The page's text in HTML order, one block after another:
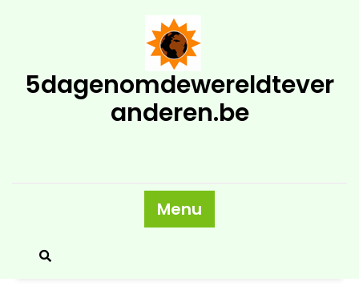
5dagenomdewereldtever
anderen.be
Menu